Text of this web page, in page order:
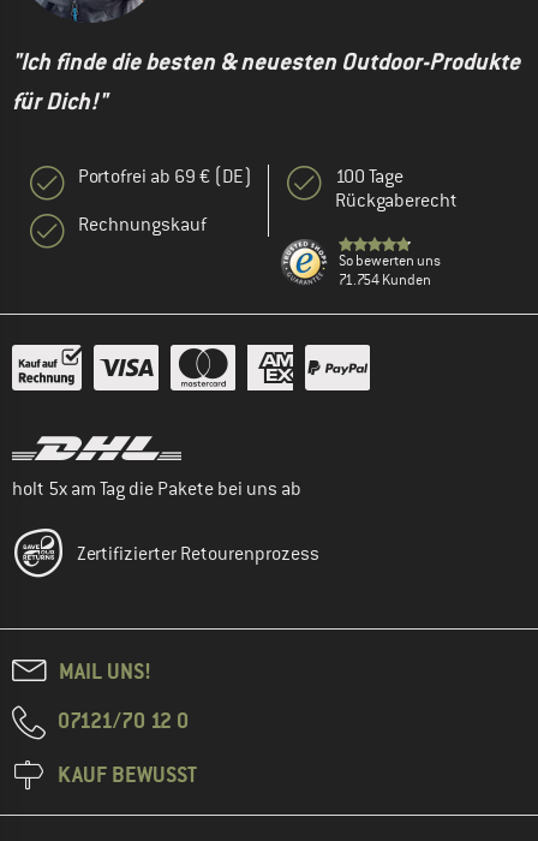
"Ich finde die besten & neuesten Outdoor-Produkte
für Dich!"
Portofrei ab 69 € (DE)
Rechnungskauf
100 Tage
Rückgaberecht
So bewerten uns
71.754 Kunden
holt 5x am Tag die Pakete bei uns ab
Zertifizierter Retourenprozess
MAIL UNS!
07121/70 12 0
KAUF BEWUSST